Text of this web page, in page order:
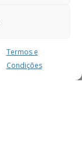
Termos e
Condições